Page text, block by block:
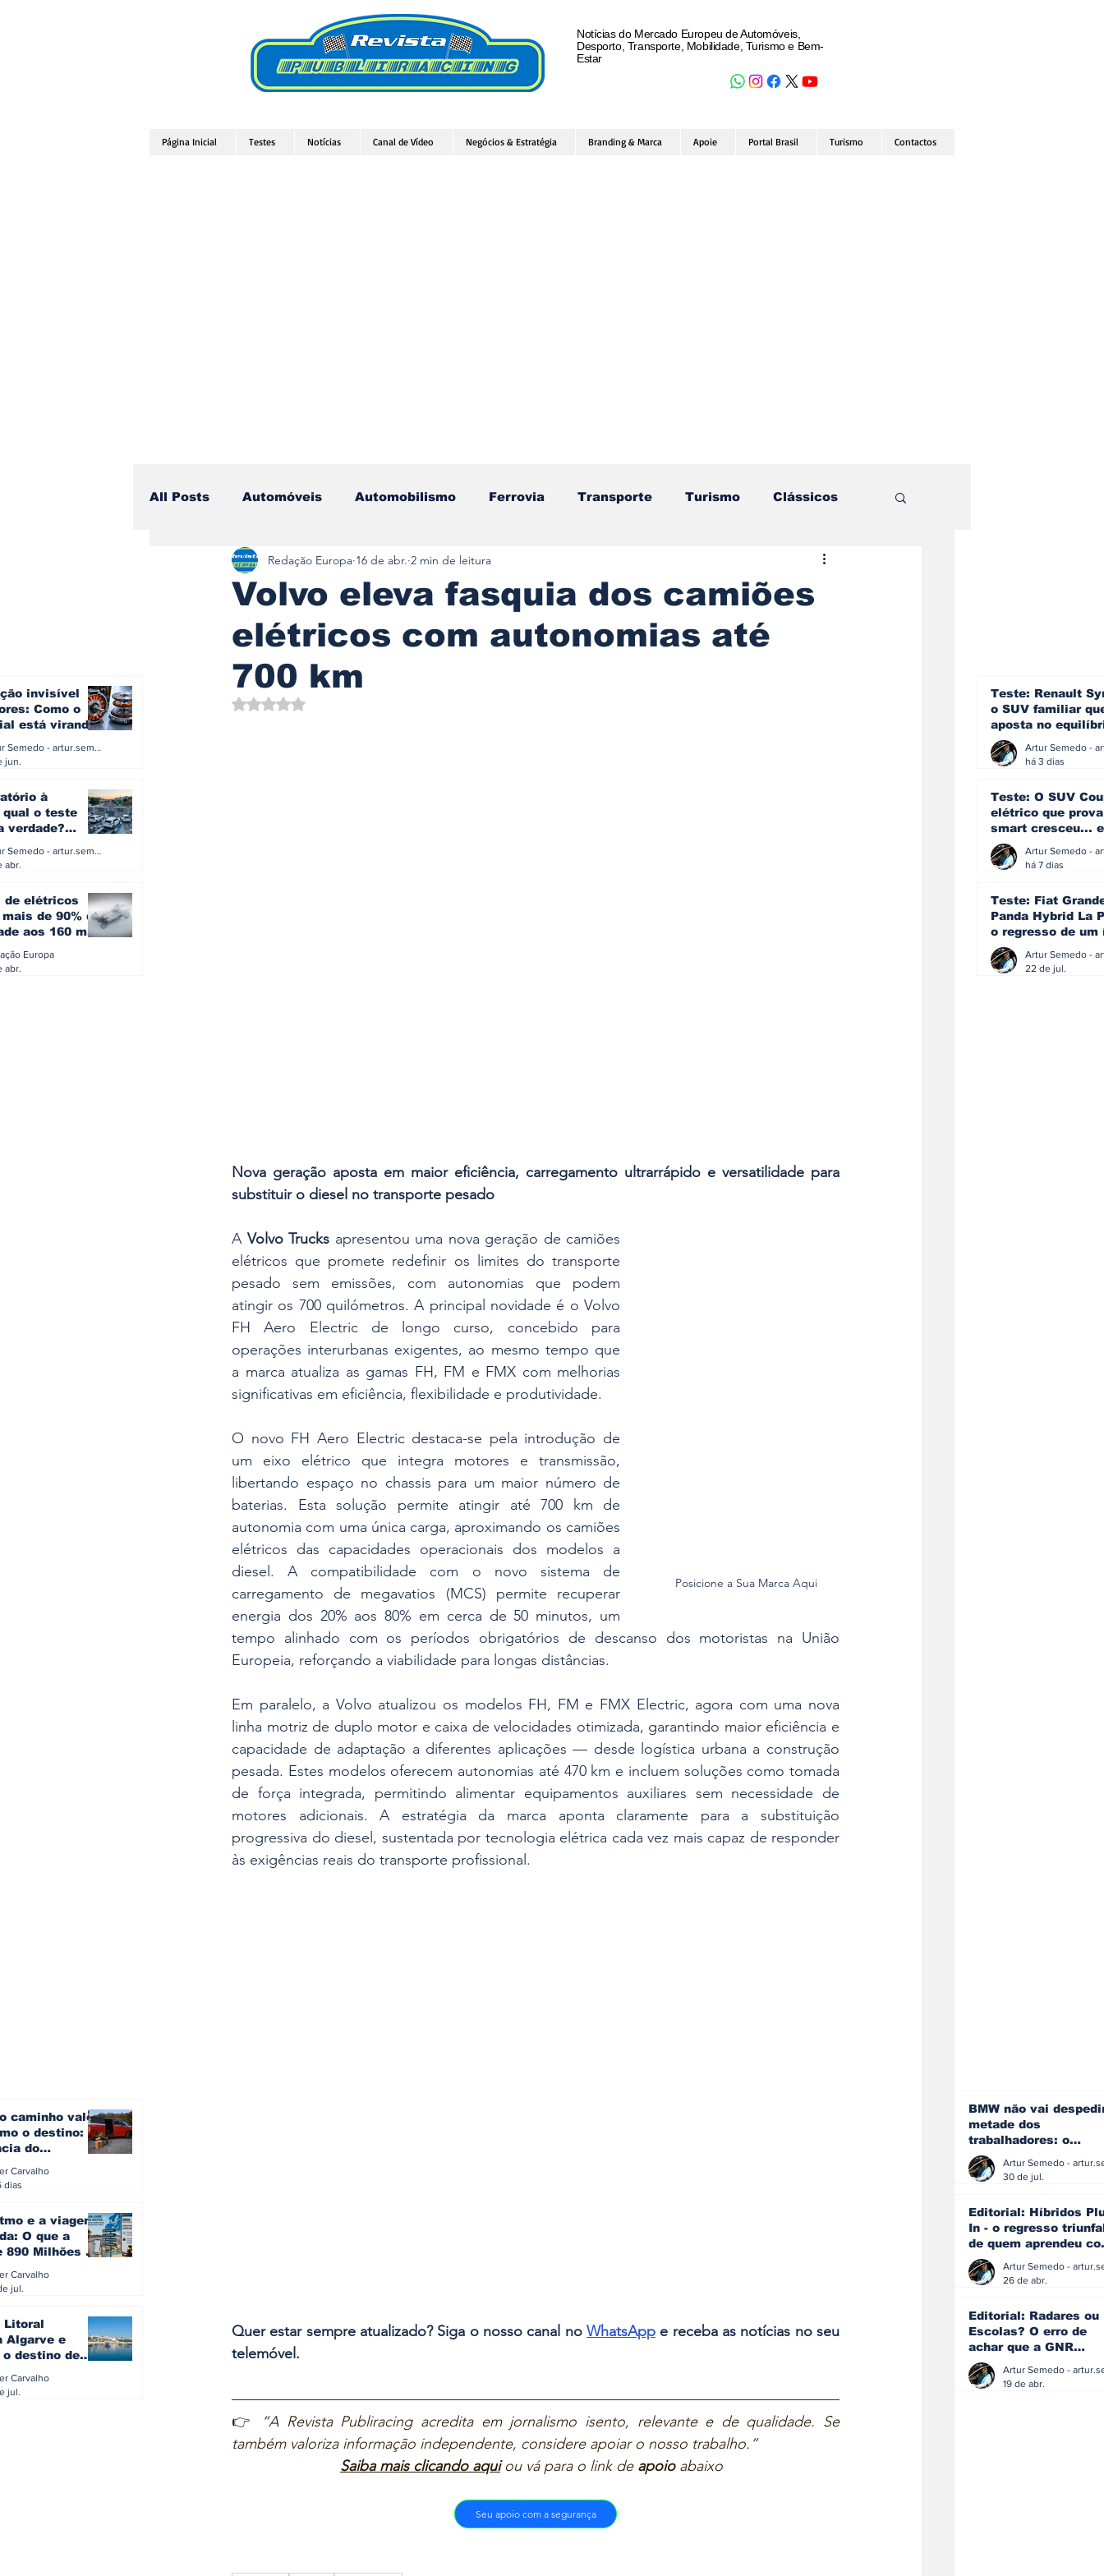
Notícias do Mercado Europeu de Automóveis,
Desporto, Transporte, Mobilidade, Turismo e Bem-
Estar
Página Inicial Testes Notícias Canal de Vídeo Negócios & Estratégia Branding & Marca Apoie Portal Brasil Turismo Contactos
invisível
Como o
está virando
Artur Semedo - artur.semedo@publiracing.pt
jun.
à
qual o teste
verdade?
Artur Semedo - artur.semedo@publiracing.pt
abr.
de elétricos
de 90% da
aos 160 mil
Europa
abr.
All Posts Automóveis Automobilismo Ferrovia Transporte Turismo Clássicos
Camiões Lazer Aviação Motos Testes e Comparativos
Branding & Estratégia Componentes Gastronomia Videojogos/Tecnologia
Volvo eleva fasquia dos camiões
elétricos com autonomias até
700 km
Redação Europa 16 de abr. 2 min de leitura
Avaliado com NaN de 5 estrelas.
Nova geração aposta em maior eficiência, carregamento ultrarrápido e versatilidade para
substituir o diesel no transporte pesado
Posicione a Sua Marca Aqui
A Volvo Trucks apresentou uma nova geração de camiões
elétricos que promete redefinir os limites do transporte
pesado sem emissões, com autonomias que podem
atingir os 700 quilómetros. A principal novidade é o Volvo
FH Aero Electric de longo curso, concebido para
operações interurbanas exigentes, ao mesmo tempo que
a marca atualiza as gamas FH, FM e FMX com melhorias
significativas em eficiência, flexibilidade e produtividade.
O novo FH Aero Electric destaca-se pela introdução de
um eixo elétrico que integra motores e transmissão,
libertando espaço no chassis para um maior número de
baterias. Esta solução permite atingir até 700 km de
autonomia com uma única carga, aproximando os camiões
elétricos das capacidades operacionais dos modelos a
diesel. A compatibilidade com o novo sistema de
carregamento de megavatios (MCS) permite recuperar
energia dos 20% aos 80% em cerca de 50 minutos, um
tempo alinhado com os períodos obrigatórios de descanso dos motoristas na União
Europeia, reforçando a viabilidade para longas distâncias.
Em paralelo, a Volvo atualizou os modelos FH, FM e FMX Electric, agora com uma nova
linha motriz de duplo motor e caixa de velocidades otimizada, garantindo maior eficiência e
capacidade de adaptação a diferentes aplicações — desde logística urbana a construção
pesada. Estes modelos oferecem autonomias até 470 km e incluem soluções como tomada
de força integrada, permitindo alimentar equipamentos auxiliares sem necessidade de
motores adicionais. A estratégia da marca aponta claramente para a substituição
progressiva do diesel, sustentada por tecnologia elétrica cada vez mais capaz de responder
às exigências reais do transporte profissional.
Quer estar sempre atualizado? Siga o nosso canal no WhatsApp e receba as notícias no seu
telemóvel.
👉
“A Revista Publiracing acredita em jornalismo isento, relevante e de qualidade. Se
também valoriza informação independente, considere apoiar o nosso trabalho.”
Saiba mais clicando aqui ou vá para o link de apoio abaixo
Seu apoio com a segurança
caminho vale
o destino: a
do
europeu
Carvalho
dias
e a viagem
O que a
890 Milhões à
do turista na
Carvalho
jul.
Litoral
Algarve e
o destino de
Carvalho
jul.
Teste: Renault
o SUV familiar
aposta no
ainda acredita na
manualhá 3 dias
Teste: O SUV
elétrico que
smart cresceu... e
amadureceu
há 7 dias
Teste: Fiat
Panda Hybrid La
o regresso de um
que percebeu que
evoluir não
perder a
22 de jul.
BMW não vai
metade dos
trabalhadores: o
problema é o
que muitos decidiram
30 de jul.
Editorial: Híbridos
In - o regresso
de quem aprendeu
os erros do passado
26 de abr.
Editorial: Radares ou
Escolas? O erro de
achar que a GNR
resolve o que a
educação falhou
19 de abr.